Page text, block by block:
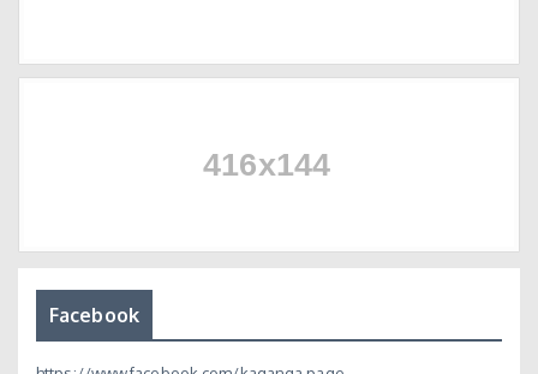
Facebook